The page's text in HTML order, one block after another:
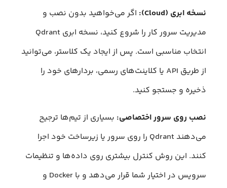
نسخه ابری (Cloud):
اگر می‌خواهید بدون نصب و
مدیریت سرور کار را شروع کنید، نسخه ابری Qdrant
انتخاب مناسبی است. پس از ایجاد یک کلاستر، می‌توانید
از طریق API یا کلاینت‌های رسمی، بردارهای خود را
ذخیره و جستجو کنید.
نصب روی سرور اختصاصی: بسیاری از تیم‌ها ترجیح
می‌دهند Qdrant را روی سرور یا زیرساخت خود اجرا
کنند. این روش کنترل بیشتری روی داده‌ها و تنظیمات
سرویس در اختیار شما قرار می‌دهد و با Docker و